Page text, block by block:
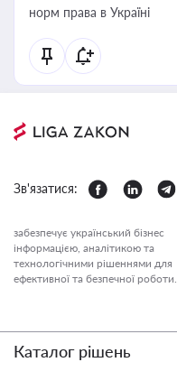
норм права в Україні
Зв'язатися:
забезпечує український бізнес
інформацією, аналітикою та
технологічними рішеннями для
ефективної та безпечної роботи.
Каталог рішень